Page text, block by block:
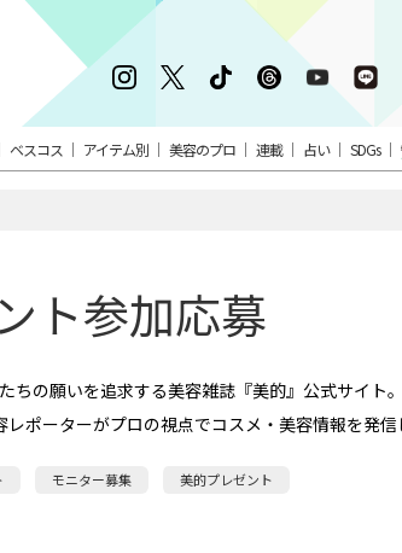
ベスコス アイテム別 美容のプロ 連載 占い SDGs
ト参加応募
ちの願いを追求する美容雑誌『美的』公式サイト
ポーターがプロの視点でコスメ・美容情報を発信
モニター募集 美的プレゼント